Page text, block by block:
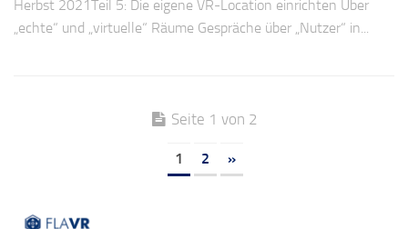
Herbst 2021Teil 5: Die eigene VR-Location einrichten Über
„echte“ und „virtuelle“ Räume Gespräche über „Nutzer“ in...
Seite 1 von 2
1 2 »